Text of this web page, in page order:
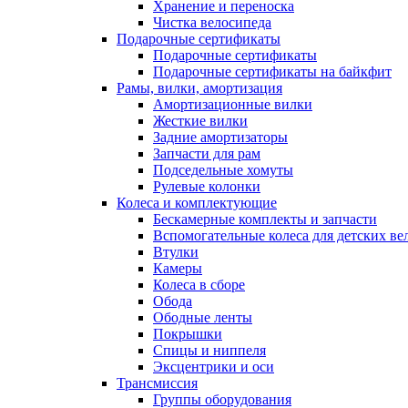
Хранение и переноска
Чистка велосипеда
Подарочные сертификаты
Подарочные сертификаты
Подарочные сертификаты на байкфит
Рамы, вилки, амортизация
Амортизационные вилки
Жесткие вилки
Задние амортизаторы
Запчасти для рам
Подседельные хомуты
Рулевые колонки
Колеса и комплектующие
Бескамерные комплекты и запчасти
Вспомогательные колеса для детских
Втулки
Камеры
Колеса в сборе
Обода
Ободные ленты
Покрышки
Спицы и ниппеля
Эксцентрики и оси
Трансмиссия
Группы оборудования